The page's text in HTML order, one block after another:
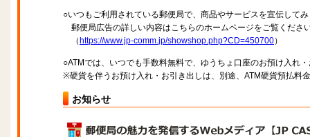
○いつもご利用されている郵便局で、商品やサービスを宣伝して
郵便局広告の詳しい内容はこちらのホームページをご覧くださ
（ https://www.jp-comm.jp/showshop.php?CD=450700）
○ATMでは、いつでも手数料無料で、ゆうちょ口座のお預け入れ
※硬貨を伴うお預け入れ・お引き出しは、別途、ATM硬貨預払料
お知らせ